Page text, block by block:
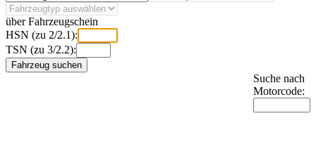
über Fahrzeugschein
HSN (zu 2/2.1):
TSN (zu 3/2.2):
Fahrzeug suchen
Suche nach
Motorcode: